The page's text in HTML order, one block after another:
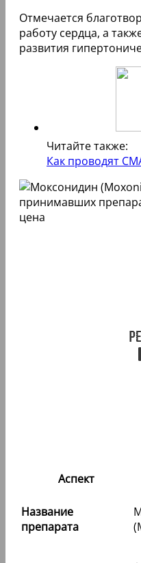
Отмечается
работу сердца, а
развития
Читайте также:
Как проводят
Аспект
Название
препарата